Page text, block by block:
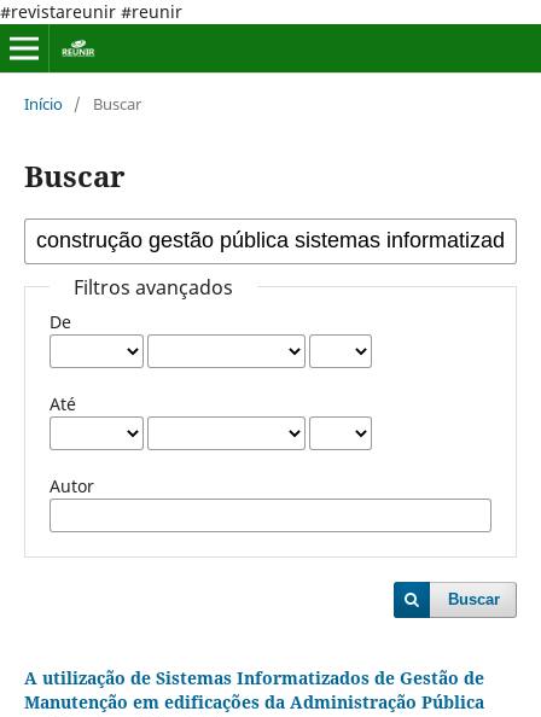
#revistareunir #reunir
Início / Buscar
Buscar
Filtros avançados
De
Até
Autor
Buscar
A utilização de Sistemas Informatizados de Gestão de
Manutenção em edificações da Administração Pública